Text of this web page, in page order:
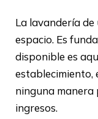
La lavandería
espacio. Es
disponible es
establecimiento,
ninguna manera
ingresos.